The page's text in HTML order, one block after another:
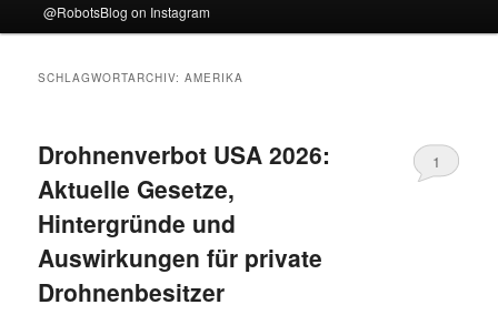
@RobotsBlog on Instagram
SCHLAGWORTARCHIV:AMERIKA
Drohnenverbot USA 2026:
Aktuelle Gesetze,
Hintergründe und
Auswirkungen für private
Drohnenbesitzer
1